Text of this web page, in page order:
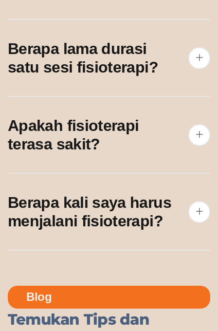
Berapa lama durasi
satu sesi fisioterapi?
Apakah fisioterapi
terasa sakit?
Berapa kali saya harus
menjalani fisioterapi?
Blog
Temukan Tips dan